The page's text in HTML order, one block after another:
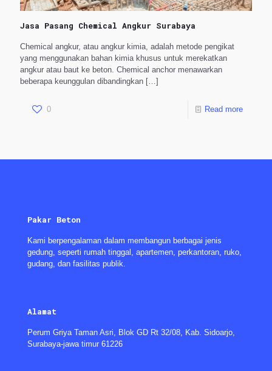
Jasa Pasang Chemical Angkur Surabaya
Chemical angkur, atau angkur kimia, adalah metode pengikat
yang menggunakan bahan kimia khusus untuk merekatkan
angkur atau baut ke beton. Chemical anchor menawarkan
beberapa keunggulan dibandingkan […]
0 Read more
Pakar Beton
Kami berpengalaman dalam membangun berbagai jenis
gedung, seperti rumah tinggal, apartemen, perkantoran, ruko,
gudang, dan fasilitas publik.
Alamat
Perum Griya Taman Asri, Blok GD Rt 32/08, Kab. Sidoarjo,
Surabaya-jawa timur 61226